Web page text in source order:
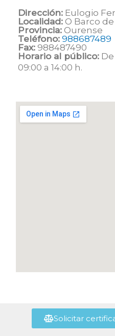
Dirección: Eulogio
Localidad: O Barco
Provincia: Ourense
Teléfono: 988687489
Fax: 988487490
Horario al público:
09:00 a 14:00 h.
Solicitar